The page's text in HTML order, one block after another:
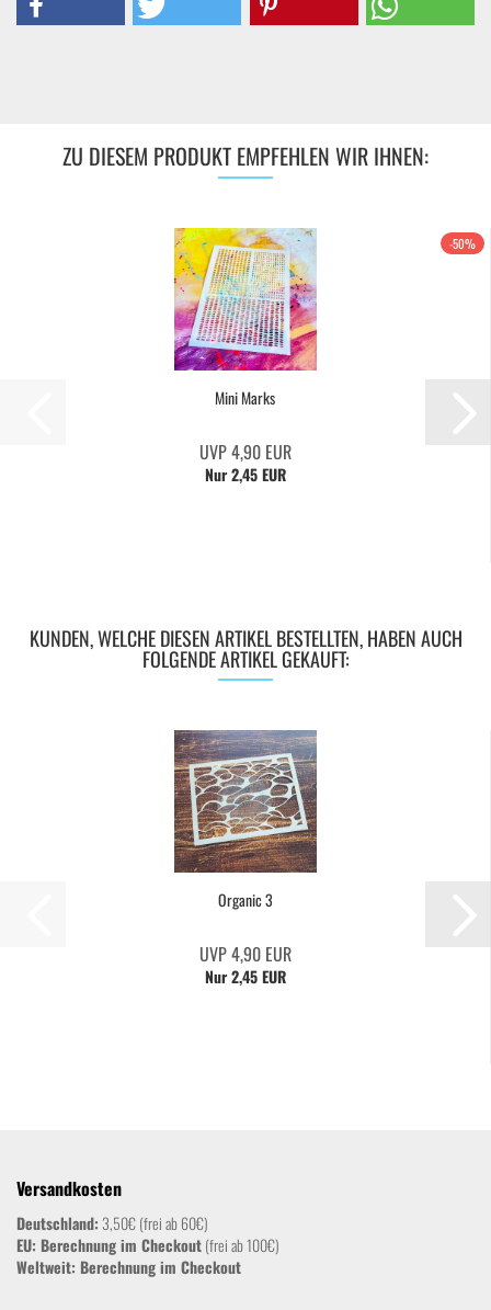
ZU DIESEM PRODUKT EMPFEHLEN WIR IHNEN:
-50%
Mini Marks
UVP 4,90 EUR
Nur 2,45 EUR
KUNDEN, WELCHE DIESEN ARTIKEL BESTELLTEN, HABEN AUCH
FOLGENDE ARTIKEL GEKAUFT:
Organic 3
UVP 4,90 EUR
Nur 2,45 EUR
Versandkosten
Deutschland: 3,50€ (frei ab 60€)
EU: Berechnung im Checkout(frei ab 100€)
Weltweit: Berechnung im Checkout